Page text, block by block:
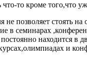
то кроме того,что
позволяет стоять
в семинарах
постоянно находится
и